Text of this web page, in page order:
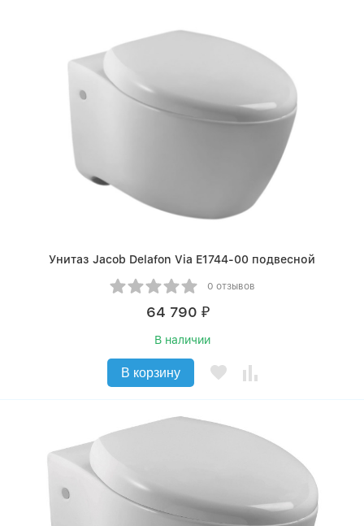
Унитаз Jacob Delafon Via E1744-00 подвесной
0 отзывов
64 790 ₽
В наличии
В корзину